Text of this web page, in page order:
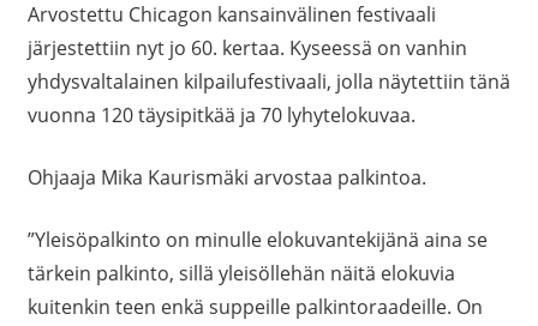
Arvostettu Chicagon kansainvälinen festivaali
järjestettiin nyt jo 60. kertaa. Kyseessä on vanhin
yhdysvaltalainen kilpailufestivaali, jolla näytettiin tänä
vuonna 120 täysipitkää ja 70 lyhytelokuvaa.
Ohjaaja Mika Kaurismäki arvostaa palkintoa.
”Yleisöpalkinto on minulle elokuvantekijänä aina se
tärkein palkinto, sillä yleisöllehän näitä elokuvia
kuitenkin teen enkä suppeille palkintoraadeille. On